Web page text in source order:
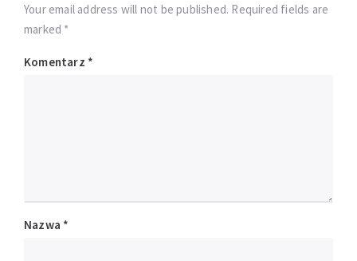
Your email address will not be published. Required fields are
marked *
Komentarz *
Nazwa *